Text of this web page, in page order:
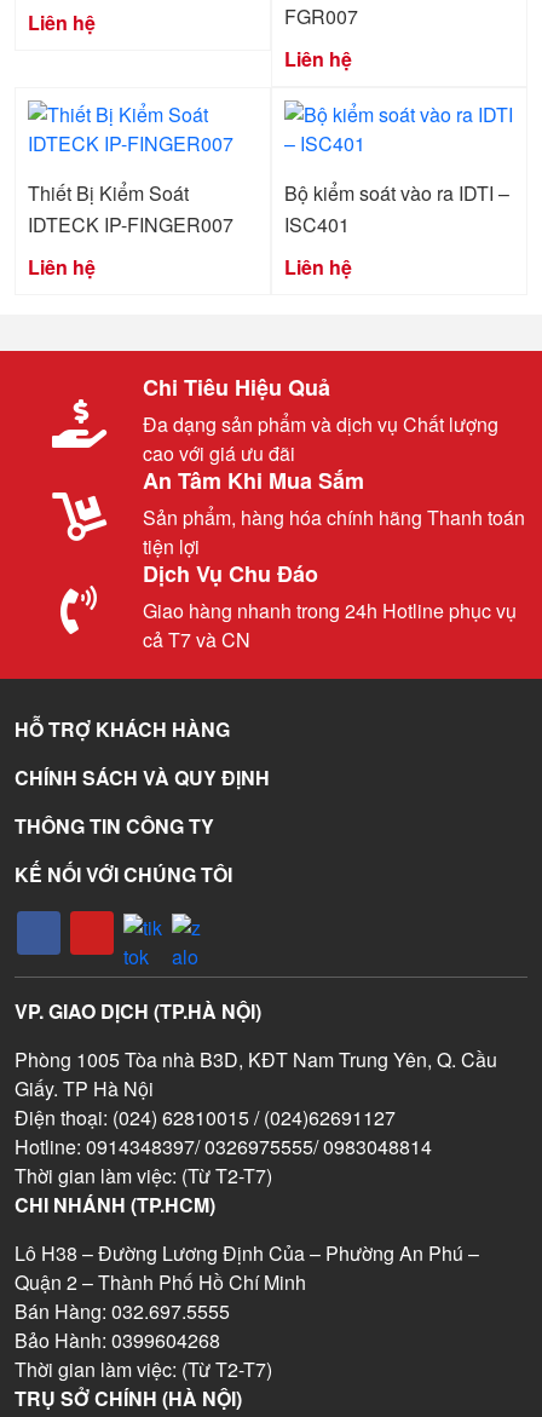
Liên hệ
FGR007
Liên hệ
Thiết Bị Kiểm Soát
IDTECK IP-FINGER007
Liên hệ
Bộ kiểm soát vào ra IDTI –
ISC401
Liên hệ
Chi Tiêu Hiệu Quả
Đa dạng sản phẩm và dịch vụ Chất lượng
cao với giá ưu đãi
An Tâm Khi Mua Sắm
Sản phẩm, hàng hóa chính hãng Thanh toán
tiện lợi
Dịch Vụ Chu Đáo
Giao hàng nhanh trong 24h Hotline phục vụ
cả T7 và CN
HỖ TRỢ KHÁCH HÀNG
CHÍNH SÁCH VÀ QUY ĐỊNH
THÔNG TIN CÔNG TY
KẾ NỐI VỚI CHÚNG TÔI
VP. GIAO DỊCH (TP.HÀ NỘI)
Phòng 1005 Tòa nhà B3D, KĐT Nam Trung Yên, Q. Cầu
Giấy. TP Hà Nội
Điện thoại: (024) 62810015 / (024)62691127
Hotline: 0914348397/ 0326975555/ 0983048814
Thời gian làm việc: (Từ T2-T7)
CHI NHÁNH (TP.HCM)
Lô H38 – Đường Lương Định Của – Phường An Phú –
Quận 2 – Thành Phố Hồ Chí Minh
Bán Hàng: 032.697.5555
Bảo Hành: 0399604268
Thời gian làm việc: (Từ T2-T7)
TRỤ SỞ CHÍNH (HÀ NỘI)